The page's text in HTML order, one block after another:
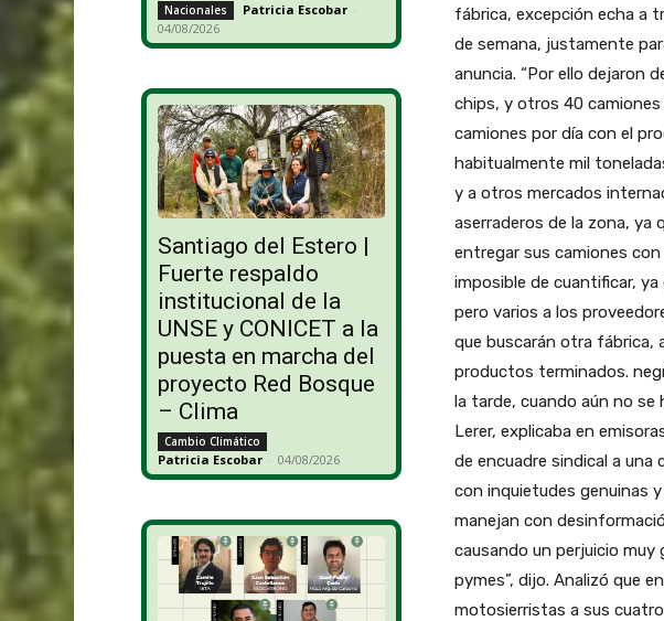
Nacionales Patricia Escobar -
04/08/2026
Santiago del Estero |
Fuerte respaldo
institucional de la
UNSE y CONICET a la
puesta en marcha del
proyecto Red Bosque
– Clima
Cambio Climático
Patricia Escobar - 04/08/2026
fábrica, excepción echa a
de semana, justamente
anuncia. “Por ello dejaron
chips, y otros 40
camiones por día con el
habitualmente mil
y a otros mercados
aserraderos de la zona, ya
entregar sus camiones
imposible de cuantificar,
pero varios a los
que buscarán otra fábrica,
productos terminados.
la tarde, cuando aún no se
Lerer, explicaba en
de encuadre sindical a
con inquietudes genuinas
manejan con
causando un perjuicio muy
pymes”, dijo. Analizó que
motosierristas a sus